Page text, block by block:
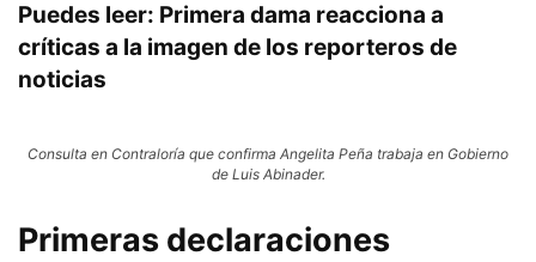
Puedes leer: Primera dama reacciona a
críticas a la imagen de los reporteros de
noticias
Consulta en Contraloría que confirma Angelita Peña trabaja en Gobierno
de Luis Abinader.
Primeras declaraciones